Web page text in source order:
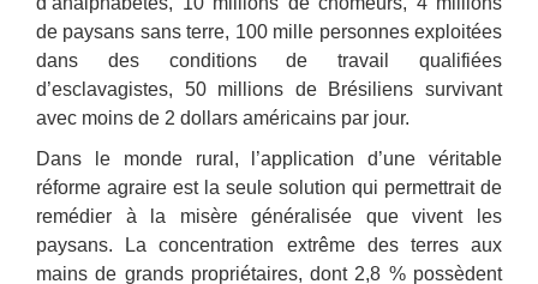
de paysans sans terre, 100 mille personnes exploitées
dans des conditions de travail qualifiées
d’esclavagistes, 50 millions de Brésiliens survivant
avec moins de 2 dollars américains par jour.
Dans le monde rural, l’application d’une véritable
réforme agraire est la seule solution qui permettrait de
remédier à la misère généralisée que vivent les
paysans. La concentration extrême des terres aux
mains de grands propriétaires, dont 2,8 % possèdent